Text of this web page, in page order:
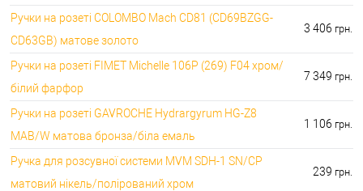
Ручки на розеті COLOMBO Mach CD81 (CD69BZGG-
CD63GB) матове золото
3 406 грн.
Ручки на розеті FIMET Michelle 106P (269) F04 хром/
білий фарфор
7 349 грн.
Ручки на розеті GAVROCHE Hydrargyrum HG-Z8
MAB/W матова бронза/біла емаль
1 106 грн.
Ручка для розсувної системи MVM SDH-1 SN/CP
матовий нікель/полірований хром
239 грн.